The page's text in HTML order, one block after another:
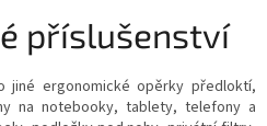
příslušenství
jiné ergonomické opěrky předloktí,
na notebooky, tablety, telefony a